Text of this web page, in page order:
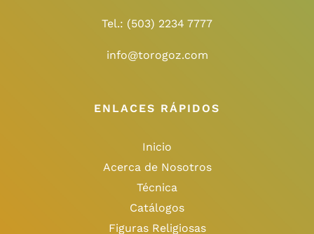
Tel.: (503) 2234 7777
info@torogoz.com
ENLACES RÁPIDOS
Inicio
Acerca de Nosotros
Técnica
Catálogos
Figuras Religiosas